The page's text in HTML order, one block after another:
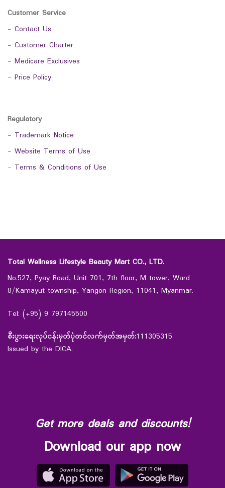
Customer Service
- Contact Us
- Customer Charter
- Medicare Exclusives
- Price Policy
Regulatory
- Trademark Notice
- Website Terms of Use
- Terms & Conditions of Use
Total Wellness Lifestyle Beauty Mart CO., LTD.
No.527, Pyay Road, Unit 701, 7th floor, M tower, Ward
8/Kamayut township, Yangon Region, 11041, Myanmar.
Tel: (+95) 9 797145500
စီးပွားရေးလုပ်ငန်းမှတ်ပုံတင်လက်မှတ်အမှတ်:111305315
Issued by the DICA.
Get more deals and discounts!
Download our app now